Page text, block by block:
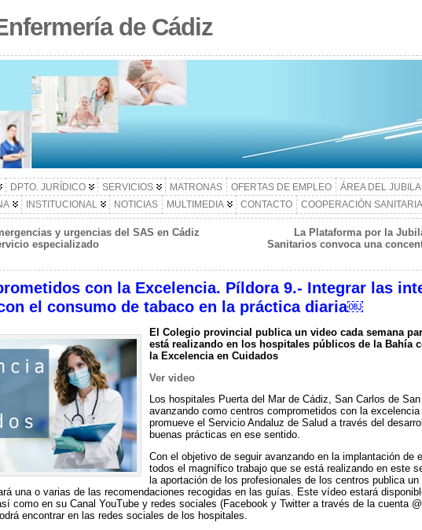
de Cádiz
DPTO. JURÍDICO SERVICIOS MATRONAS OFERTAS DE EMPLEO ÁREA DEL
INSTITUCIONAL NOTICIAS MULTIMEDIA CONTACTO COOPERACIÓN SANITARIA
y urgencias del SAS en Cádiz
especializado
La Plataforma por la
Sanitarios convoca una
con la Excelencia. Píldora 9.- Integrar las
el consumo de tabaco en la práctica diaria￼
El Colegio provincial publica un video cada semana
está realizando en los hospitales públicos de la Bahía
la Excelencia en Cuidados
Ver video
Los hospitales Puerta del Mar de Cádiz, San Carlos de
avanzando como centros comprometidos con la
promueve el Servicio Andaluz de Salud a través del
buenas prácticas en ese sentido.
Con el objetivo de seguir avanzando en la implantación de
todos el magnífico trabajo que se está realizando en este
la aportación de los profesionales de los centros publica
una o varias de las recomendaciones recogidas en las guías. Este vídeo estará
como en su Canal YouTube y redes sociales (Facebook y Twitter a través de la cuenta
encontrar en las redes sociales de los hospitales.